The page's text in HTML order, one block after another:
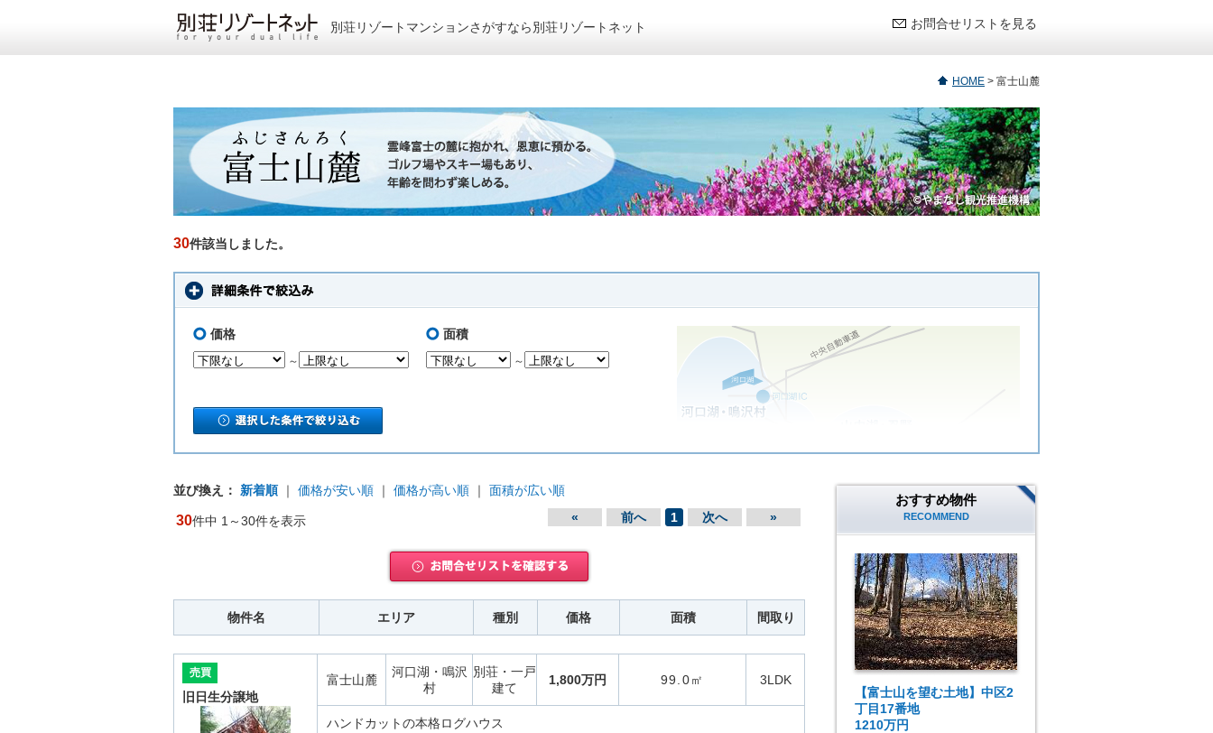
別荘リゾートマンションさがすなら別荘リゾートネット お問合せリストを見る
HOME > 富士山麓
30件該当しました。
価格
～
面積
～
並び換え： 新着順 ｜ 価格が安い順 ｜ 価格が高い順 ｜ 面積が広い順
30件中 1～30件を表示 « 前へ 1 次へ »
物件名 エリア 種別 価格 面積 間取り
売買
旧日生分譲地
富士山麓
河口湖・鳴沢
村
別荘・一戸
建て
1,800万円 99.0㎡ 3LDK
ハンドカットの本格ログハウス
おすすめ物件
RECOMMEND
【富士山を望む土地】中区2
丁目17番地
1210万円